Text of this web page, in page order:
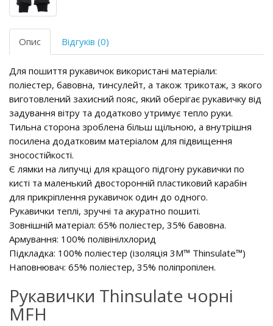
Опис Відгуків (0)
Для пошиття рукавичок використані матеріали:
поліестер, бавовна, тинсулейт, а також трикотаж, з якого
виготовлений захисний пояс, який оберігає рукавичку від
задування вітру та додатково утримує тепло руки.
Тильна сторона зроблена більш щільною, а внутрішня
посилена додатковим матеріалом для підвищення
зносостійкості.
Є лямки на липучці для кращого підгону рукавички по
кисті та маленький двосторонній пластиковий карабін
для прикріплення рукавичок один до одного.
Рукавички теплі, зручні та акуратно пошиті.
Зовнішній матеріал: 65% поліестер, 35% бавовна.
Армування: 100% полівінілхлорид
Підкладка: 100% поліестер (ізоляція 3M™ Thinsulate™)
Наповнювач: 65% поліестер, 35% поліпропілен.
Рукавички Thinsulate чорні
MFH